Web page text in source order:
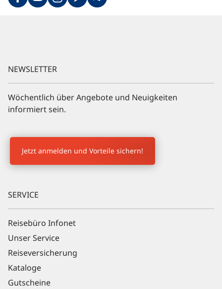
SERVICE
Reisebüro Infonet
Unser Service
Reiseversicherung
Kataloge
Gutscheine
NEWSLETTER
Wöchentlich über Angebote und Neuigkeiten
informiert sein.
Newsletter Anmeldung
Jetzt anmelden und Vorteile sichern!